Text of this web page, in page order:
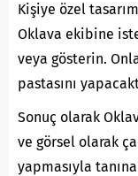
Kişiye özel
Oklava ekibine
veya gösterin.
pastasını
Sonuç olarak
ve görsel olarak
yapmasıyla